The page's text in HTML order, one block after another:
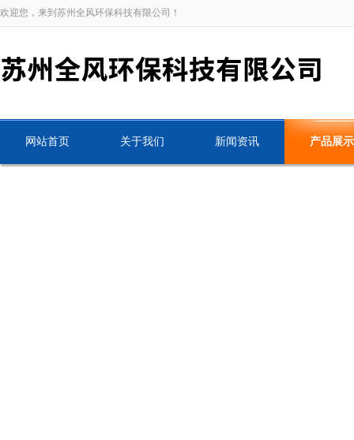
欢迎您，来到苏州全风环保科技有限公司！
网站首页 关于我们 新闻资讯 产品展示